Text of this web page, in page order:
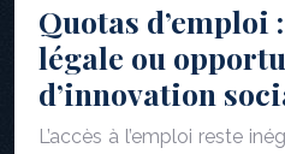
Quotas
légale ou
d’innovation
L’accès à l’emploi reste